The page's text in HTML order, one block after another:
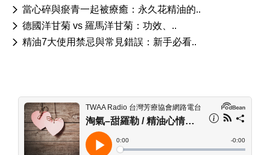
當心碎與瘀青一起被療癒：永久花精油的..
德國洋甘菊 vs 羅馬洋甘菊：功效、..
精油7大使用禁忌與常見錯誤：新手必看..